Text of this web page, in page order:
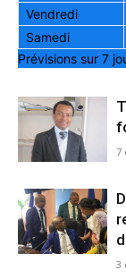
Vendredi
Samedi
Prévisions sur 7
7
3